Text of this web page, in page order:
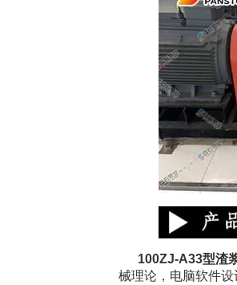
100ZJ-A33型渣
械理论，电脑软件